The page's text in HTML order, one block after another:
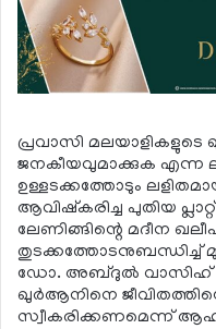
പ്രവാസി
ജനകീയവുമാക്കുക എന്ന
ഉള്ളടക്കത്തോടും
ആവിഷ്‌കരിച്ച പുതിയ
ലേണിങ്ങിന്റെ മദീന
തുടക്കത്തോടനുബന്ധിച്ച്
ഡോ. അബ്ദുല്‍ വാസിഹ്
ഖുര്‍ആനിനെ
സ്വീകരിക്കണമെന്ന്